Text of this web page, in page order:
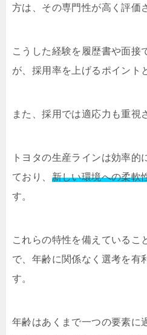
方は、その専門性が高く評価
こうした経験を履歴書や面接
が、採用率を上げるポイント
また、採用では適応力も重視
トヨタの生産ラインは効率的
ており、 新しい環境への柔軟
す。
これらの特性を備えているこ
で、年齢に関係なく選考を有
す。
年齢はあくまで一つの要素に